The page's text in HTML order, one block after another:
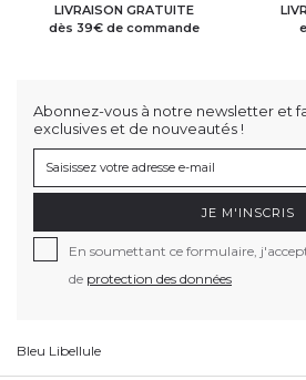
LIVRAISON GRATUITE
dès 39€ de commande
Abonnez-vous à notre newsletter et
exclusives et de nouveautés !
JE M'INSCRIS
En soumettant ce formulaire,
de protection des données
Bleu Libellule